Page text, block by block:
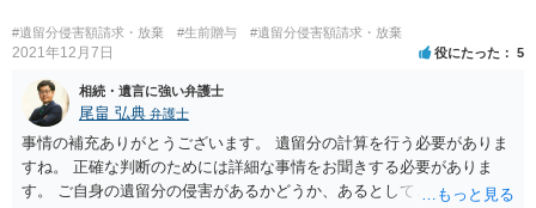
#遺留分侵害額請求・放棄 #生前贈与 #遺留分侵害額請求・放棄
2021年12月7日 役にたった 5
相続・遺言に強い弁護士
尾畠 弘典 弁護士
事情の補充ありがとうございます。 遺留分の計算を行う必要がありま
すね。 正確な判断のためには詳細な事情をお聞きする必要がありま
す。 ご自身の遺留分の侵害があるかどうか、あるとしてどの程度の金